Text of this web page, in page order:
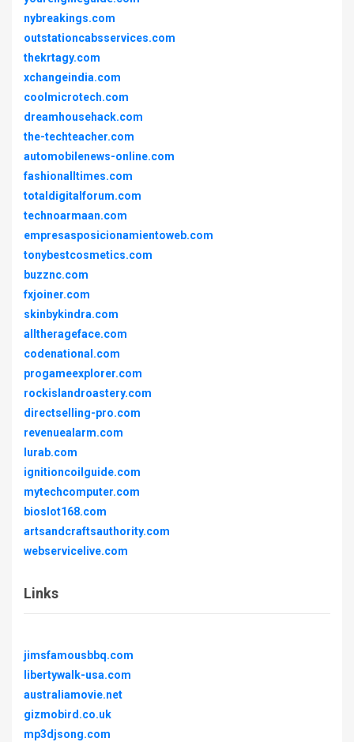
nybreakings.com
outstationcabsservices.com
thekrtagy.com
xchangeindia.com
coolmicrotech.com
dreamhousehack.com
the-techteacher.com
automobilenews-online.com
fashionalltimes.com
totaldigitalforum.com
technoarmaan.com
empresasposicionamientoweb.com
tonybestcosmetics.com
buzznc.com
fxjoiner.com
skinbykindra.com
alltherageface.com
codenational.com
progameexplorer.com
rockislandroastery.com
directselling-pro.com
revenuealarm.com
lurab.com
ignitioncoilguide.com
mytechcomputer.com
bioslot168.com
artsandcraftsauthority.com
webservicelive.com
Links
jimsfamousbbq.com
libertywalk-usa.com
australiamovie.net
gizmobird.co.uk
mp3djsong.com